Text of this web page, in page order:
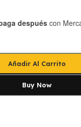
después con
Añadir Al Carrito
Buy Now